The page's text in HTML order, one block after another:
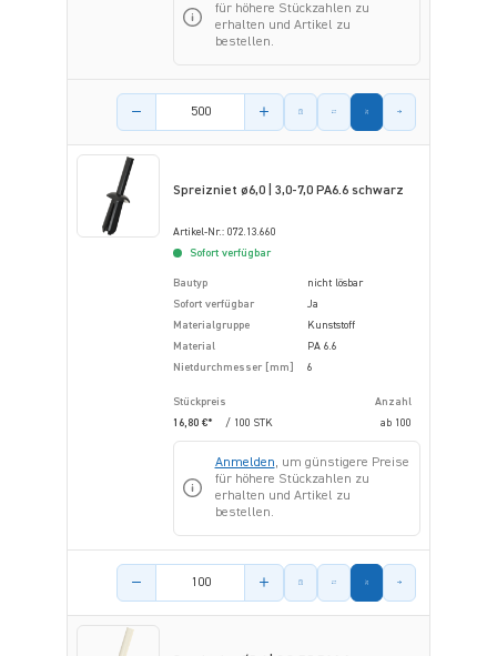
für höhere Stückzahlen zu
erhalten und Artikel zu
bestellen.
Menge des Artikels
Spreizniet ø6,0 | 3,0-7,0 PA6.6 schwarz
Artikel-Nr.: 072.13.660
Sofort verfügbar
Bautyp
nicht lösbar
Sofort verfügbar
Ja
Materialgruppe
Kunststoff
Material
PA 6.6
Nietdurchmesser [mm]
6
Stückpreis
Anzahl
16,80 €*
/ 100 STK ab 100
Anmelden, um günstigere Preise
für höhere Stückzahlen zu
erhalten und Artikel zu
bestellen.
Menge des Artikels